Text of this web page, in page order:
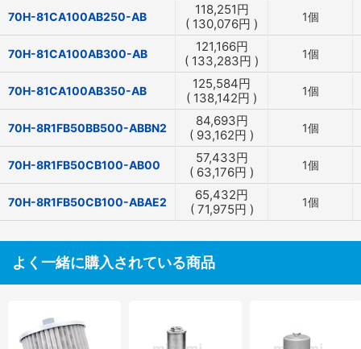
70H-81CA100AB250-AB 118,251円
( 130,076円 ) 1個
70H-81CA100AB300-AB 121,166円
( 133,283円 ) 1個
70H-81CA100AB350-AB 125,584円
( 138,142円 ) 1個
70H-8R1FB50BB500-ABBN2 84,693円
( 93,162円 ) 1個
70H-8R1FB50CB100-AB00 57,433円
( 63,176円 ) 1個
70H-8R1FB50CB100-ABAE2 65,432円
( 71,975円 ) 1個
よく一緒に購入されている商品